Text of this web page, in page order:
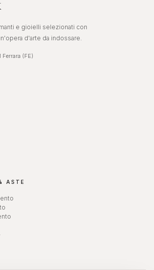
e gioielli selezionati con
d'arte da indossare.
Ferrara (FE)
ASTE